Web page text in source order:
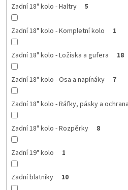
Zadní 18" kolo - Haltry 5
Zadní 18" kolo - Kompletní kolo 1
Zadní 18" kolo - Ložiska a gufera 18
Zadní 18" kolo - Osa a napínáky 7
Zadní 18" kolo - Ráfky, pásky a ochrana
Zadní 18" kolo - Rozpěrky 8
Zadní 19" kolo 1
Zadní blatníky 10